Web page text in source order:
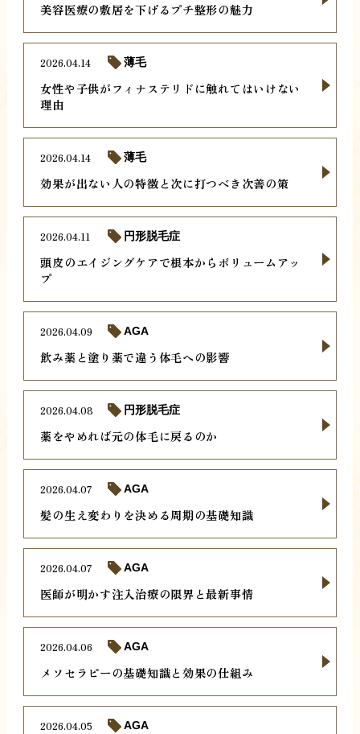
美容医療の敷居を下げるプチ整形の魅力
女性や子供がフィナステリドに触れてはいけない
理由
2026.04.14 薄毛
効果が出ない人の特徴と次に打つべき次善の策
2026.04.14 薄毛
頭皮のエイジングケアで根本からボリュームアッ
プ
2026.04.11 円形脱毛症
飲み薬と塗り薬で違う体毛への影響
2026.04.09 AGA
薬をやめれば元の体毛に戻るのか
2026.04.08 円形脱毛症
髪の生え変わりを決める周期の基礎知識
2026.04.07 AGA
医師が明かす注入治療の限界と最新事情
2026.04.07 AGA
メソセラピーの基礎知識と効果の仕組み
2026.04.06 AGA
2026.04.05 AGA